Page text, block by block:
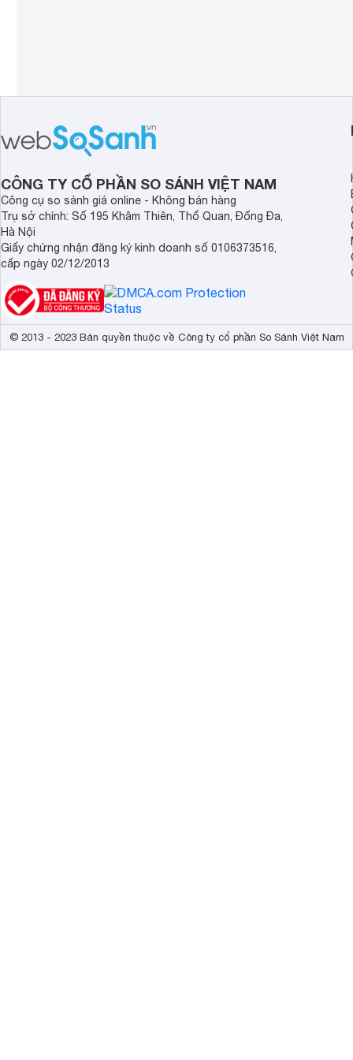
Tính năng khác Có khóa bảo
Trọng lượng
CÔNG TY CỔ PHẦN SO SÁNH VIỆT NAM
Công cụ so sánh giá online - Không bán hàng
Trụ sở chính: Số 195 Khâm Thiên, Thổ Quan, Đống Đa,
Hà Nội
Giấy chứng nhận đăng ký kinh doanh số 0106373516,
cấp ngày 02/12/2013
© 2013 - 2023 Bản quyền thuộc về Công ty cổ phần So Sánh Việt Nam